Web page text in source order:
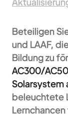
Beteiligen
und LAAF,
Bildung zu
AC300/
Solarsystem
beleuchtete
Lernchancen